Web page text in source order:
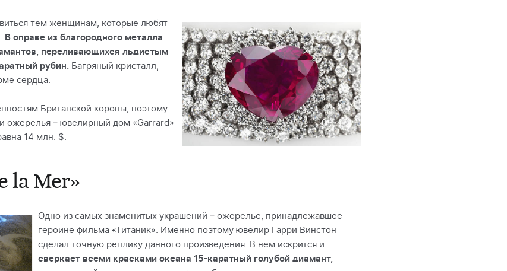
тем женщинам, которые любят
. В оправе из благородного металла
переливающихся льдистым
рубин. Багряный кристалл,
сердца.
Британской короны, поэтому
ожерелья – ювелирный дом «Garrard»
14 млн. $.
la Mer»
Одно из самых знаменитых украшений – ожерелье, принадлежавшее
героине фильма «Титаник». Именно поэтому ювелир Гарри Винстон
сделал точную реплику данного произведения. В нём искрится и
сверкает всеми красками океана 15-каратный голубой диамант,